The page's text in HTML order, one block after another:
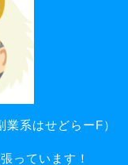
系はせどらーF）
っています！